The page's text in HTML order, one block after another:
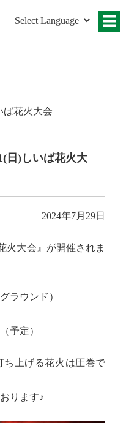
ば花火大会
日)しいば花火大
2024年7月29日
火大会』が開催されま
ラウンド）
予定）
ち上げる花火は圧巻で
ります♪